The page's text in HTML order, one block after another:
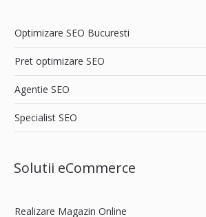
Optimizare SEO Bucuresti
Pret optimizare SEO
Agentie SEO
Specialist SEO
Solutii eCommerce
Realizare Magazin Online